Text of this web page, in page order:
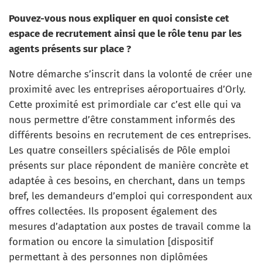
Pouvez-vous nous expliquer en quoi consiste cet
espace de recrutement ainsi que le rôle tenu par les
agents présents sur place ?
Notre démarche s’inscrit dans la volonté de créer une
proximité avec les entreprises aéroportuaires d’Orly.
Cette proximité est primordiale car c’est elle qui va
nous permettre d’être constamment informés des
différents besoins en recrutement de ces entreprises.
Les quatre conseillers spécialisés de Pôle emploi
présents sur place répondent de manière concrète et
adaptée à ces besoins, en cherchant, dans un temps
bref, les demandeurs d’emploi qui correspondent aux
offres collectées. Ils proposent également des
mesures d’adaptation aux postes de travail comme la
formation ou encore la simulation [dispositif
permettant à des personnes non diplômées